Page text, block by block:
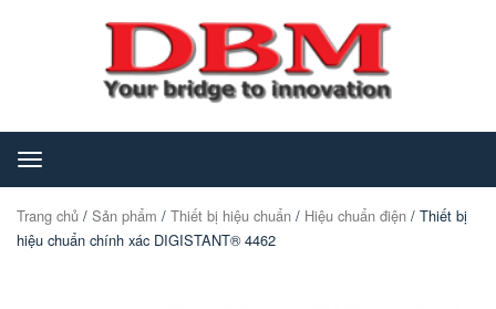
Toggle
navigation
Trang chủ / Sản phẩm / Thiết bị hiệu chuẩn / Hiệu chuẩn điện / Thiết bị
hiệu chuẩn chính xác DIGISTANT® 4462